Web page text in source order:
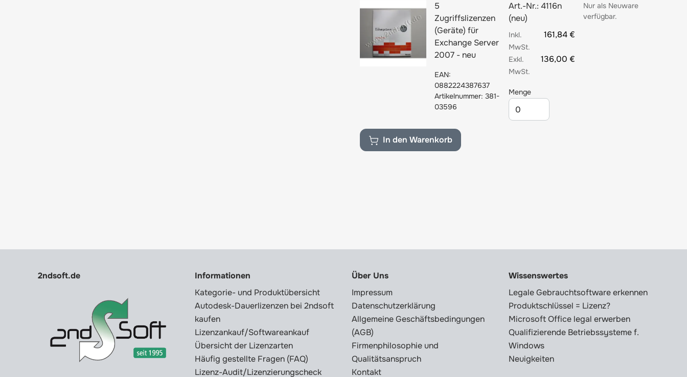
5
Zugriffslizenzen
(Geräte) für
Exchange Server
2007 - neu
EAN:
0882224387637
Artikelnummer: 381-
03596
Art.-Nr.: 4116n
(neu)
161,84 €
136,00 €
Menge
Nur als Neuware
verfügbar.
In den Warenkorb
2ndsoft.de
Informationen
Kategorie- und Produktübersicht
Autodesk-Dauerlizenzen bei 2ndsoft
kaufen
Lizenzankauf/Softwareankauf
Übersicht der Lizenzarten
Häufig gestellte Fragen (FAQ)
Lizenz-Audit/Lizenzierungscheck
Über Uns
Impressum
Datenschutzerklärung
Allgemeine Geschäftsbedingungen
(AGB)
Firmenphilosophie und
Qualitätsanspruch
Kontakt
Wissenswertes
Legale Gebrauchtsoftware erkennen
Produktschlüssel = Lizenz?
Microsoft Office legal erwerben
Qualifizierende Betriebssysteme f.
Windows
Neuigkeiten